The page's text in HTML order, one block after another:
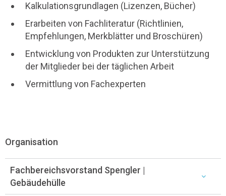
Kalkulationsgrundlagen (Lizenzen, Bücher)
Erarbeiten von Fachliteratur (Richtlinien,
Empfehlungen, Merkblätter und Broschüren)
Entwicklung von Produkten zur Unterstützung
der Mitglieder bei der täglichen Arbeit
Vermittlung von Fachexperten
Organisation
Fachbereichsvorstand Spengler |
Gebäudehülle